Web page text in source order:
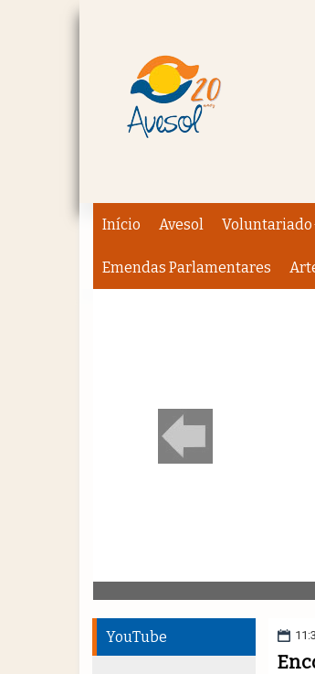
Início Avesol Voluntariado
Emendas Parlamentares
YouTube